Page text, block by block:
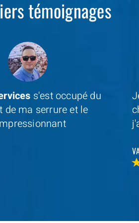
témoignages
professionel à coté de
Depannage Services
pas été decu